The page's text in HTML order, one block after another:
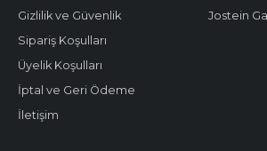
Gizlilik ve Güvenlik
Sipariş Koşulları
Üyelik Koşulları
İptal ve Geri Ödeme
İletişim
Jostein